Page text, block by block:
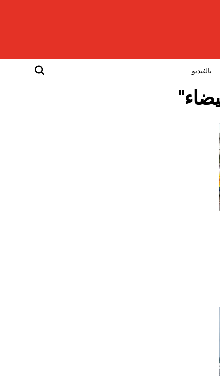
بالفيديو